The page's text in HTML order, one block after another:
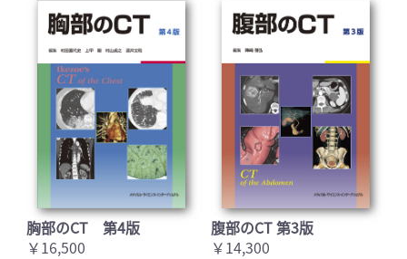
胸部のCT 第4版
￥16,500
腹部のCT 第3版
￥14,300